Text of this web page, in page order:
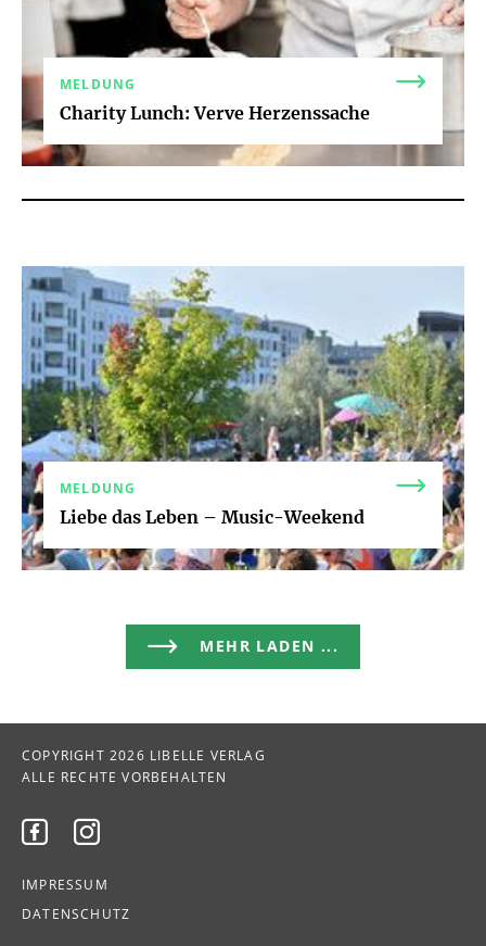
MELDUNG
Charity Lunch: Verve Herzenssache
MELDUNG
Liebe das Leben – Music-Weekend
MEHR LADEN ...
COPYRIGHT 2026 LIBELLE VERLAG
ALLE RECHTE VORBEHALTEN
 
IMPRESSUM
DATENSCHUTZ